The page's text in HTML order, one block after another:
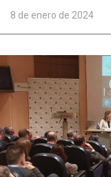
8 de enero de 2024